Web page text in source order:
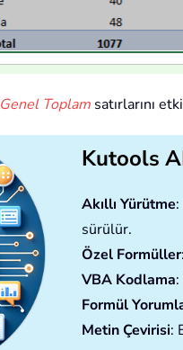
Genel Toplam satırlarını
Kutools
Akıllı Yürütme
sürülür.
Özel Formüller
VBA Kodlama
Formül
Metin Çevirisi: